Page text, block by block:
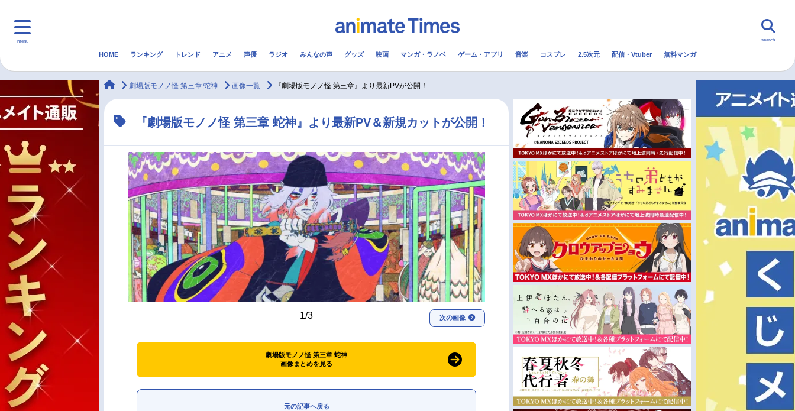
menu
マンガ・ラノベ ゲーム・アプリ 音楽 コスプレ 2.5次元 配信・Vtuber トレンド 無料マンガ
最新記事一覧
アニメ記事一覧
声優記事一覧
アニメ映画一覧
実写化映画一覧
男性声優/女性声優一覧
今期アニメ曜日別一覧
春アニメ
夏アニメ
秋アニメ
冬アニメ
FOLLOW US
search
HOME ランキング トレンド アニメ 声優 ラジオ みんなの声 グッズ 映画 マンガ・ラノベ ゲーム・アプリ 音楽 コスプレ 2.5次元 配信・Vtuber 無料マンガ
animateTimes
劇場版モノノ怪 第三章 蛇神 画像一覧 『劇場版モノノ怪 第三章』より最新PVが公開！
『劇場版モノノ怪 第三章 蛇神』より最新PV＆新規カットが公開！
1/3 次の画像
劇場版モノノ怪 第三章 蛇神
画像まとめを見る
元の記事へ戻る